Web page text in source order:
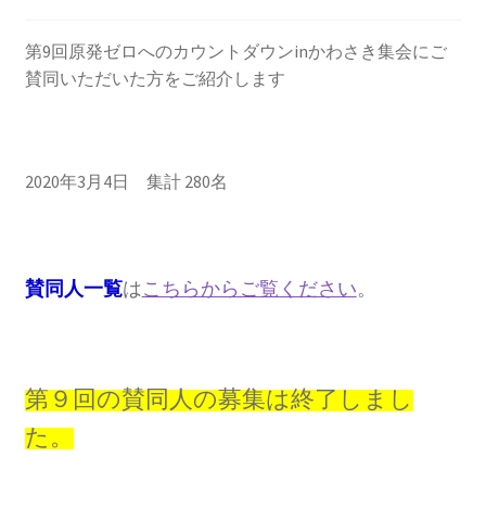
2013.3.10 第２回原発ゼロへのカウントダウンinかわ
さき 集会
2022.3.13 第11回原発ゼロへのカウントダウンinかわ
2015.3.8 第4回原発ゼロへのカウントダウンinかわさ
き 集会
第9回原発ゼロへのカウントダウンinかわさき集会にご
賛同いただいた方をご紹介します
2020年3月4日 集計 280名
賛同人一覧はこちらからご覧ください。
第９回の賛同人の募集は終了しまし
た。